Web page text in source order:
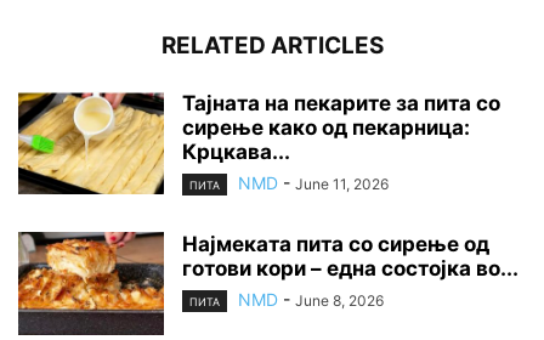
RELATED ARTICLES
Тајната на пекарите за пита со
сирење како од пекарница:
Крцкава...
ПИТА NMD - June 11, 2026
Најмеката пита со сирење од
готови кори – една состојка во...
ПИТА NMD - June 8, 2026